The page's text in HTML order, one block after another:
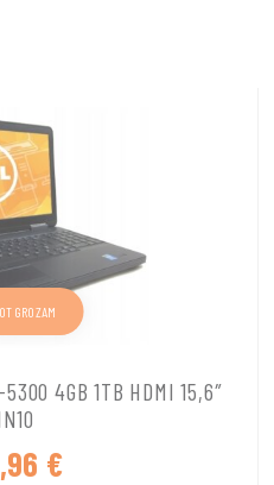
4GB 1TB HDMI 15,6″
€
GROZAM